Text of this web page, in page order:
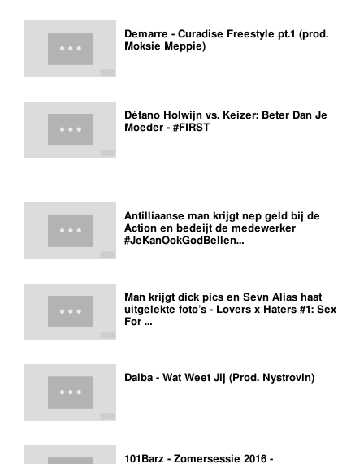
Demarre - Curadise Freestyle pt.1 (prod.
Moksie Meppie)
Défano Holwijn vs. Keizer: Beter Dan Je
Moeder - #FIRST
Antilliaanse man krijgt nep geld bij de
Action en bedeijt de medewerker
#JeKanOokGodBellen…
Man krijgt dick pics en Sevn Alias haat
uitgelekte foto’s - Lovers x Haters #1: Sex
For …
Dalba - Wat Weet Jij (Prod. Nystrovin)
101Barz - Zomersessie 2016 -